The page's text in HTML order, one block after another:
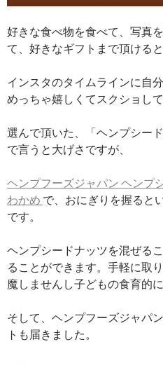
好きな食べ物を食べて、写真
て、好きなギフトまで頂ける
インスタのタイムラインに自
めっちゃ嬉しくてスクショし
選んで頂いた、「ヘンプシー
で言うと大げさですが、
ヘンプフーズジャパン ヘンプ
わかめ で、おにぎりを握ると
です。
ヘンプシードナッツを混ぜる
ることができます。手軽に取
魔しませんし子どもの食育的
そして、ヘンプフーズジャパ
トも届きました。